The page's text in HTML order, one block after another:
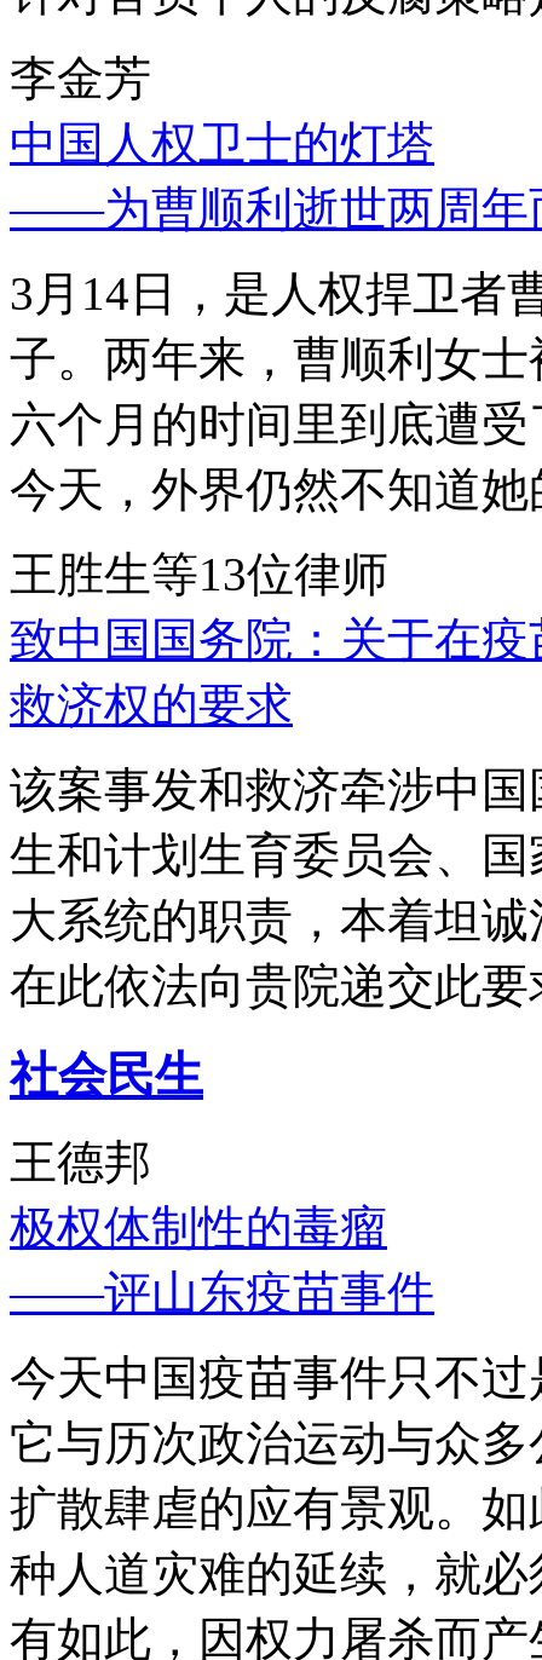
李金芳
中国人权卫士的灯塔
——为曹顺利逝世两周年
3月14日，是人权捍卫者
子。两年来，曹顺利女
六个月的时间里到底遭
今天，外界仍然不知道
王胜生等13位律师
致中国国务院：关于在
救济权的要求
该案事发和救济牵涉中
生和计划生育委员会、
大系统的职责，本着坦
在此依法向贵院递交此要
社会民生
王德邦
极权体制性的毒瘤
——评山东疫苗事件
今天中国疫苗事件只不
它与历次政治运动与众
扩散肆虐的应有景观。
种人道灾难的延续，就
有如此，因权力屠杀而